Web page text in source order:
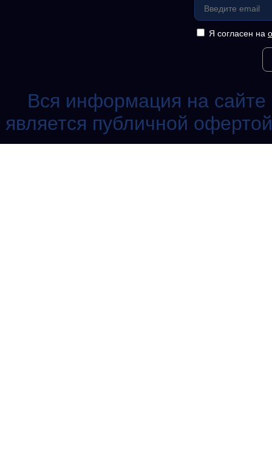
Я согласен на
Вся информация на сайте
является публичной